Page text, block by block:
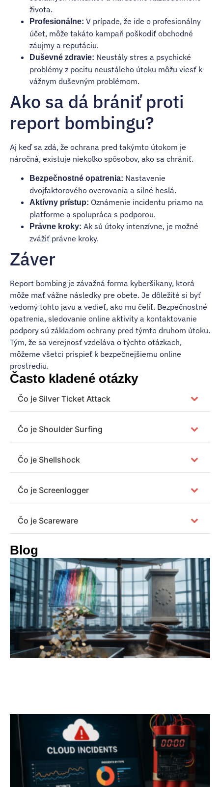
života.
Profesionálne: V prípade, že ide o profesionálny
účet, môže takáto kampaň poškodiť obchodné
záujmy a reputáciu.
Duševné zdravie: Neustály stres a psychické
problémy z pocitu neustáleho útoku môžu viesť k
vážnym duševným problémom.
Ako sa dá brániť proti
report bombingu?
Aj keď sa zdá, že ochrana pred takýmto útokom je
náročná, existuje niekoľko spôsobov, ako sa chrániť.
Bezpečnostné opatrenia: Nastavenie
dvojfaktorového overovania a silné heslá.
Aktívny prístup: Oznámenie incidentu priamo na
platforme a spolupráca s podporou.
Právne kroky: Ak sú útoky intenzívne, je možné
zvážiť právne kroky.
Záver
Report bombing je závažná forma kyberšikany, ktorá
môže mať vážne následky pre obete. Je dôležité si byť
vedomý tohto javu a vedieť, ako mu čeliť. Bezpečnostné
opatrenia, sledovanie online aktivity a kontaktovanie
podpory sú základom ochrany pred týmto druhom útoku.
Tým, že sa verejnosť vzdeláva o týchto otázkach,
môžeme všetci prispieť k bezpečnejšiemu online
prostrediu.
Často kladené otázky
Čo je Silver Ticket Attack
Čo je Shoulder Surfing
Čo je Shellshock
Čo je Screenlogger
Čo je Scareware
Blog